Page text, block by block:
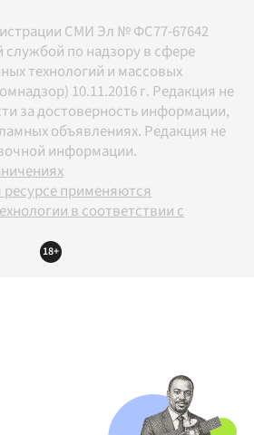
СМИ Эл № ФС77-67642
по надзору в сфере
технологий и массовых
10.11.2016 г. Редакция не
за достоверность информации,
объявлениях. Редакция не
информации.
применяются
в соответствии с
18+